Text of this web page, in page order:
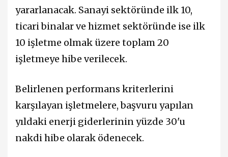
yararlanacak. Sanayi sektöründe ilk 10,
ticari binalar ve hizmet sektöründe ise ilk
10 işletme olmak üzere toplam 20
işletmeye hibe verilecek.
Belirlenen performans kriterlerini
karşılayan işletmelere, başvuru yapılan
yıldaki enerji giderlerinin yüzde 30'u
nakdi hibe olarak ödenecek.